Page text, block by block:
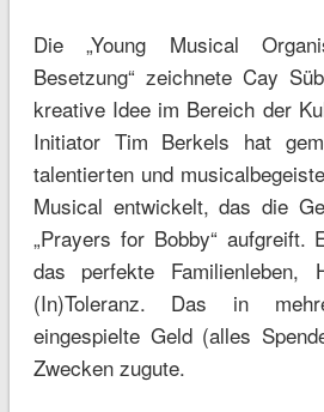
Die „Young Musical
Besetzung“ zeichnete Cay
kreative Idee im Bereich der
Initiator Tim Berkels hat
talentierten und
Musical entwickelt, das die
„Prayers for Bobby“ aufgreift.
das perfekte Familienleben,
(In)Toleranz. Das in
eingespielte Geld (alles
Zwecken zugute.